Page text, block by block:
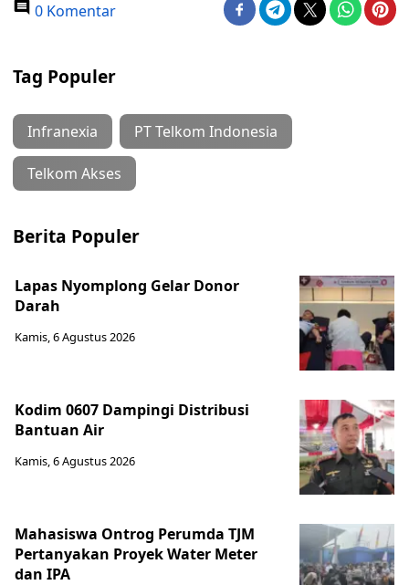
0 Komentar
Tag Populer
Infranexia PT Telkom Indonesia
Telkom Akses
Berita Populer
Lapas Nyomplong Gelar Donor
Darah
Kamis, 6 Agustus 2026
Kodim 0607 Dampingi Distribusi
Bantuan Air
Kamis, 6 Agustus 2026
Mahasiswa Ontrog Perumda TJM
Pertanyakan Proyek Water Meter
dan IPA